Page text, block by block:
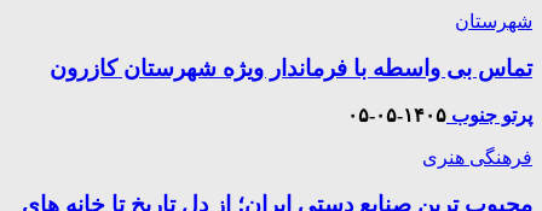
شهرستان
تماس بی واسطه با فرماندار ویژه شهرستان کازرون
پرتو جنوب ۱۴۰۵-۰۵-۰۵
فرهنگی هنری
محبوب ترین صنایع دستی ایران؛ از دل تاریخ تا خانه های